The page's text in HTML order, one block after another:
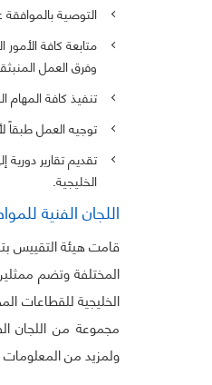
التوصية
متابعة كافة
وفرق العمل
تنفيذ كافة
توجيه العمل طبقاً
تقديم تقارير
الخليجية.
اللجان الفنية
قامت هيئة التقييس
المختلفة وتضم
مجموعة من اللجان
ولمزيد من المعلومات